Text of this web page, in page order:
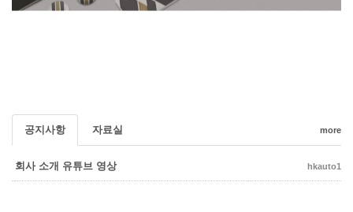
공지사항 자료실 more
회사 소개 유튜브 영상 hkauto1